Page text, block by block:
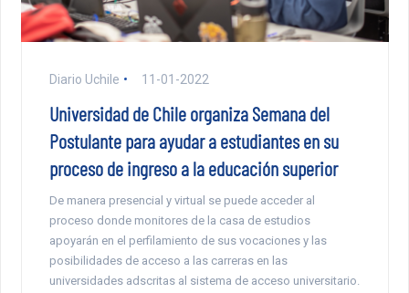
Diario Uchile 11-01-2022
Universidad de Chile organiza Semana del
Postulante para ayudar a estudiantes en su
proceso de ingreso a la educación superior
De manera presencial y virtual se puede acceder al
proceso donde monitores de la casa de estudios
apoyarán en el perfilamiento de sus vocaciones y las
posibilidades de acceso a las carreras en las
universidades adscritas al sistema de acceso universitario.